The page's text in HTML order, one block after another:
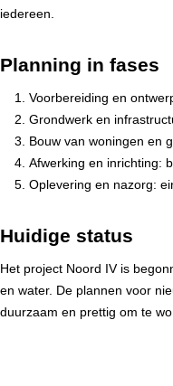
iedereen.
Planning in fases
Voorbereiding en
Grondwerk en
Bouw van woningen en
Afwerking en inrichting:
Oplevering en nazorg:
Huidige status
Het project Noord IV is
en water. De plannen voor
duurzaam en prettig om te